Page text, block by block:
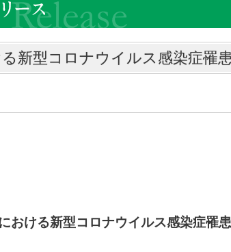
新型コロナウイルス感染症罹
おける新型コロナウイルス感染症罹